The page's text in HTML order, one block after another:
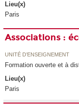
Lieu(x)
Paris
Associations :
UNITÉ D’ENSEIGNEMENT
Formation ouverte et à
Lieu(x)
Paris